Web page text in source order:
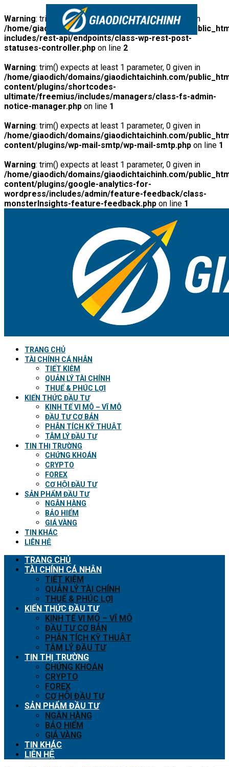
Warning: trim() expects at least 1 parameter, 0 given in
/home/giaodich/domains/giaodichtaichinh.com/
includes/rest-api/endpoints/class-wp-rest-post-
statuses-controller.php on line 2
Warning: trim() expects at least 1 parameter, 0 given in
/home/giaodich/domains/giaodichtaichinh.com/
content/plugins/shortcodes-
ultimate/freemius/includes/managers/class-fs-admin-
notice-manager.php on line 1
Warning: trim() expects at least 1 parameter, 0 given in
/home/giaodich/domains/giaodichtaichinh.com/
content/plugins/wp-mail-smtp/wp-mail-smtp.php on line 1
Warning: trim() expects at least 1 parameter, 0 given in
/home/giaodich/domains/giaodichtaichinh.com/
content/plugins/google-analytics-for-
wordpress/includes/admin/feature-feedback/class-
monsterInsights-feature-feedback.php on line 1
TRANG CHỦ
TÀI CHÍNH CÁ NHÂN
TIẾT KIỆM
QUẢN LÝ TÀI CHÍNH
THUẾ & PHÚC LỢI
KIẾN THỨC ĐẦU TƯ
KINH TẾ VI MÔ – VĨ MÔ
ĐẦU TƯ CƠ BẢN
PHÂN TÍCH KỸ THUẬT
TÂM LÝ ĐẦU TƯ
TIN THỊ TRƯỜNG
CHỨNG KHOÁN
CRYPTO
FOREX
CƠ HỘI ĐẦU TƯ
SẢN PHẨM ĐẦU TƯ
NGÂN HÀNG
BẢO HIỂM
GIÁ VÀNG
TIN KHÁC
LIÊN HỆ
TRANG CHỦ
TÀI CHÍNH CÁ NHÂN
TIẾT KIỆM
QUẢN LÝ TÀI CHÍNH
THUẾ & PHÚC LỢI
KIẾN THỨC ĐẦU TƯ
KINH TẾ VI MÔ – VĨ MÔ
ĐẦU TƯ CƠ BẢN
PHÂN TÍCH KỸ THUẬT
TÂM LÝ ĐẦU TƯ
TIN THỊ TRƯỜNG
CHỨNG KHOÁN
CRYPTO
FOREX
CƠ HỘI ĐẦU TƯ
SẢN PHẨM ĐẦU TƯ
NGÂN HÀNG
BẢO HIỂM
GIÁ VÀNG
TIN KHÁC
LIÊN HỆ